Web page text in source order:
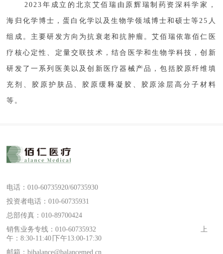
2023年成立的北京艾佰瑞由原辉瑞制药资深科学家，
海归化学博士，蛋白化学以及生物学领域博士和硕士等25人
组成。主要研发方向为抗衰老和抗肿瘤。艾佰瑞依靠佰仁医
疗核心定性、定量交联技术，结合医学和生物学科技，创新
研发了一系列医美以及创新医疗器械产品，包括胶原纤维填
充剂、胶原护肤品、胶原缓释凝胶、胶原涂层高分子材料
等。
电话：010-60735920/60735930
投资者电话：010-60735931
总部传真：010-89700424
销售业务专线：010-60735932 上
午：8:30-11:40∣下午13:00-17:30
邮箱：bjbalance@balancemed.cn